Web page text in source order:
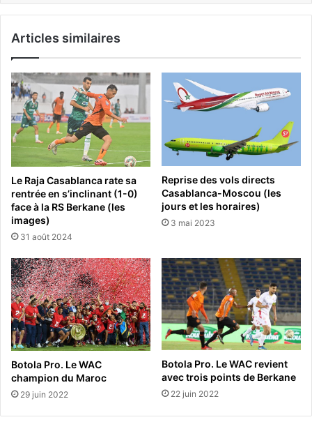
Articles similaires
Le Raja Casablanca rate sa
rentrée en s’inclinant (1-0)
face à la RS Berkane (les
images)
31 août 2024
Reprise des vols directs
Casablanca-Moscou (les
jours et les horaires)
3 mai 2023
Botola Pro. Le WAC
champion du Maroc
29 juin 2022
Botola Pro. Le WAC revient
avec trois points de Berkane
22 juin 2022